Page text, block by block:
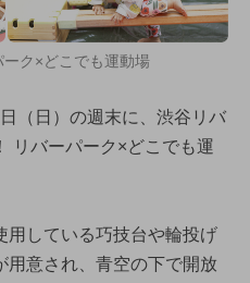
ク×どこでも運動場
（日）の週末に、渋谷リバ
リバーパーク×どこでも運
用している巧技台や輪投げ
用意され、青空の下で開放